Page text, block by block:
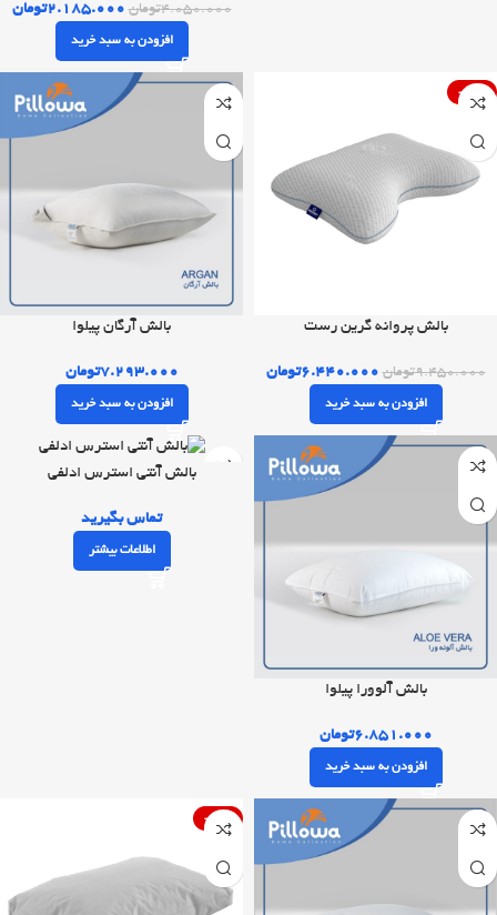
۴.۰۵۰.۰۰۰تومان ۲.۱۸۵.۰۰۰تومان
افزودن به سبد خرید
-32%
بالش پروانه گرین رست
۹.۴۵۰.۰۰۰تومان ۶.۴۴۰.۰۰۰تومان
افزودن به سبد خرید
بالش آرگان پیلوا
۷.۲۹۳.۰۰۰تومان
افزودن به سبد خرید
بالش آلوورا پیلوا
۶.۸۵۱.۰۰۰تومان
افزودن به سبد خرید
بالش آنتی استرس ادلفی
تماس بگیرید
اطلاعات بیشتر
-39%